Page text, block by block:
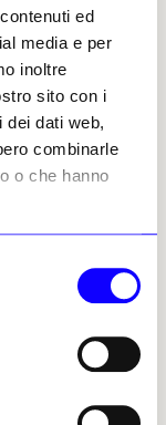
ed
media e per
inoltre
sito con i
dei dati web,
combinarle
o che hanno
E PROFESSIONALI